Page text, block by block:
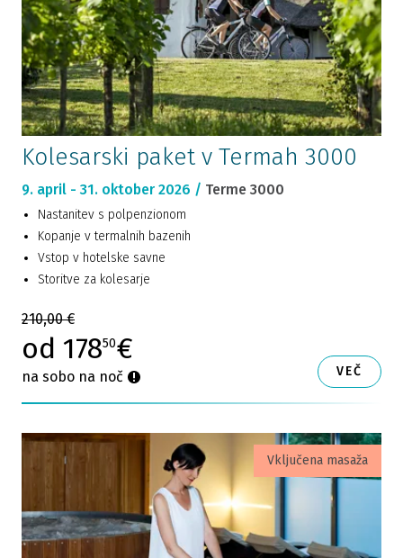
Kolesarski paket v Termah 3000
9. april - 31. oktober 2026 / Terme 3000
Nastanitev s polpenzionom
Kopanje v termalnih bazenih
Vstop v hotelske savne
Storitve za kolesarje
210,00 €
od 17850€
na sobo na noč VEČ
Vključena masaža